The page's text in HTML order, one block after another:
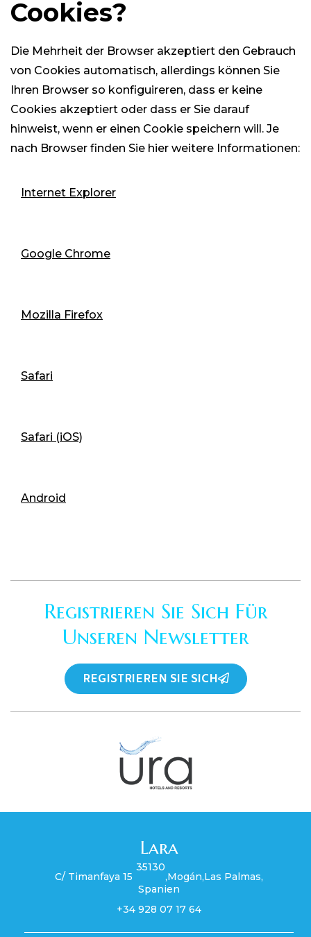
Cookies?
Die Mehrheit der Browser akzeptiert den Gebrauch
von Cookies automatisch, allerdings können Sie
Ihren Browser so konfiguireren, dass er keine
Cookies akzeptiert oder dass er Sie darauf
hinweist, wenn er einen Cookie speichern will. Je
nach Browser finden Sie hier weitere Informationen:
Internet Explorer
Google Chrome
Mozilla Firefox
Safari
Safari (iOS)
Android
Registrieren Sie Sich Für
Unseren Newsletter
REGISTRIEREN SIE SICH
Lara
C/ Timanfaya 15
35130
,Mogán,Las Palmas,
Spanien
+34 928 07 17 64